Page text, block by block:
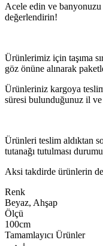
Acele edin ve banyonuzu
değerlendirin!
Ürünlerimiz için taşıma
göz önüne alınarak
Ürünleriniz kargoya
süresi bulunduğunuz il
Ürünleri teslim aldıktan
tutanağı tutulması
Aksi takdirde ürünlerin
Renk
Beyaz, Ahşap
Ölçü
100cm
Tamamlayıcı Ürünler